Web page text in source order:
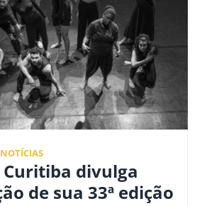
NOTÍCIAS
Curitiba divulga
de sua 33ª edição